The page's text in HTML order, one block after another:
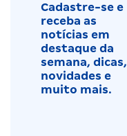
Cadastre-se e
receba as
notícias em
destaque da
semana, dicas,
novidades e
muito mais.